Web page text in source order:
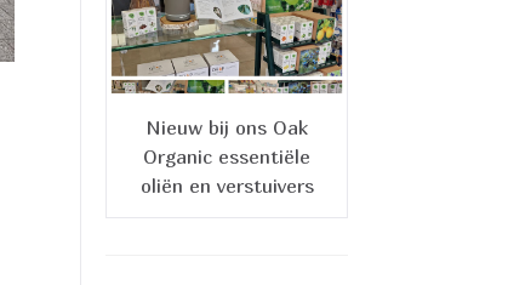
Nieuw bij ons Oak
Organic essentiële
oliën en verstuivers